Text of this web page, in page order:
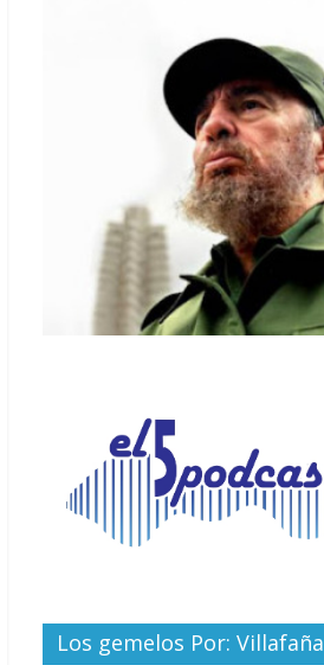
Los gemelos Por: Villafaña